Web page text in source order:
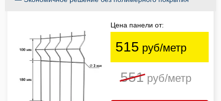
Цена панели от:
515 руб/метр
551руб/метр